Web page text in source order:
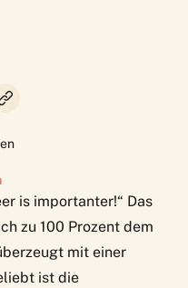
is importanter!“ Das
zu 100 Prozent dem
mit einer
ist die